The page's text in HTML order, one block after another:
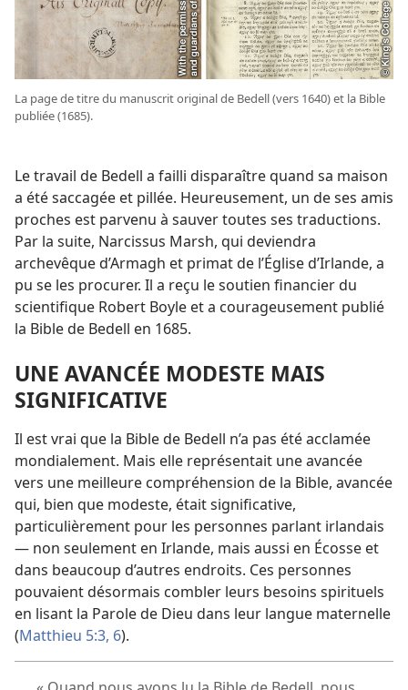
La page de titre du manuscrit original de Bedell (vers 1640) et la Bible
publiée (1685).
Le travail de Bedell a failli disparaître quand sa maison
a été saccagée et pillée. Heureusement, un de ses amis
proches est parvenu à sauver toutes ses traductions.
Par la suite, Narcissus Marsh, qui deviendra
archevêque d’Armagh et primat de l’Église d’Irlande, a
pu se les procurer. Il a reçu le soutien financier du
scientifique Robert Boyle et a courageusement publié
la Bible de Bedell en 1685.
UNE AVANCÉE MODESTE MAIS
SIGNIFICATIVE
Il est vrai que la Bible de Bedell n’a pas été acclamée
mondialement. Mais elle représentait une avancée
vers une meilleure compréhension de la Bible, avancée
qui, bien que modeste, était significative,
particulièrement pour les personnes parlant irlandais
— non seulement en Irlande, mais aussi en Écosse et
dans beaucoup d’autres endroits. Ces personnes
pouvaient désormais combler leurs besoins spirituels
en lisant la Parole de Dieu dans leur langue maternelle
(Matthieu 5:3, 6).